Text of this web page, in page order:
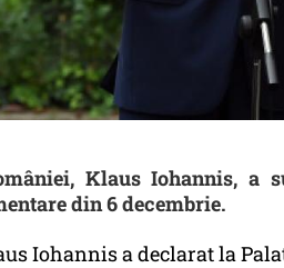
Klaus Iohannis, a
din 6 decembrie.
Iohannis a declarat la